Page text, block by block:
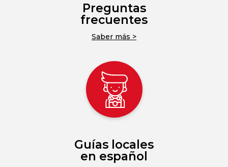
Preguntas
frecuentes
Saber más >
Guías locales
en español